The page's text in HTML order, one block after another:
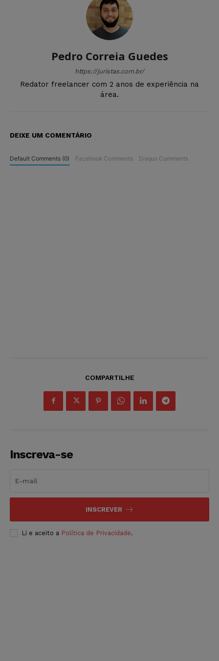
Pedro Correia Guedes
https://juristas.com.br/
Redator freelancer com 2 anos de experiência na
área.
DEIXE UM COMENTÁRIO
Default Comments (0) Facebook Comments Disqus Comments
COMPARTILHE
Inscreva-se
INSCREVER
Li e aceito a Política de Privacidade.